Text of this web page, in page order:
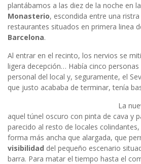
plantábamos a las diez de la noche en
Monasterio, escondida entre una
restaurantes situados en primera linea
Barcelona.
Al entrar en el recinto, los nervios se
ligera decepción… Había cinco
personal del local y, seguramente, el
que justo acababa de terminar, tenía
La
aquel túnel oscuro con pinta de cava y
parecido al resto de locales
forma más ancha que alargada, que
visibilidad del pequeño escenario
barra. Para matar el tiempo hasta el